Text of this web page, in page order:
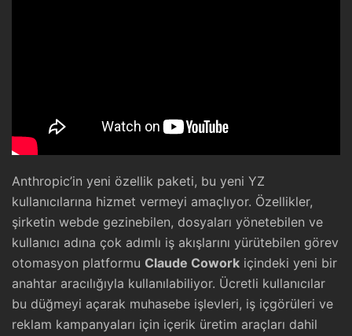
Anthropic’in yeni özellik paketi, bu yeni YZ
kullanıcılarına hizmet vermeyi amaçlıyor. Özellikler,
şirketin webde gezinebilen, dosyaları yönetebilen ve
kullanıcı adına çok adımlı iş akışlarını yürütebilen görev
otomasyon platformu Claude Cowork içindeki yeni bir
anahtar aracılığıyla kullanılabiliyor. Ücretli kullanıcılar
bu düğmeyi açarak muhasebe işlevleri, iş içgörüleri ve
reklam kampanyaları için içerik üretim araçları dahil